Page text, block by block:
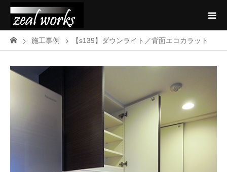
施工事例 【s139】ダウンライト／背面エコカラット